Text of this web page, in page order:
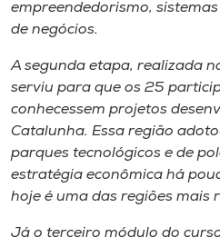
Unoesc
Selecione
empreendedorismo,
de negócios.
A segunda etapa, realizada
serviu para que os 25
conhecessem projetos
Catalunha. Essa região
parques tecnológicos e de
estratégia econômica há
hoje é uma das regiões mais
Já o terceiro módulo do